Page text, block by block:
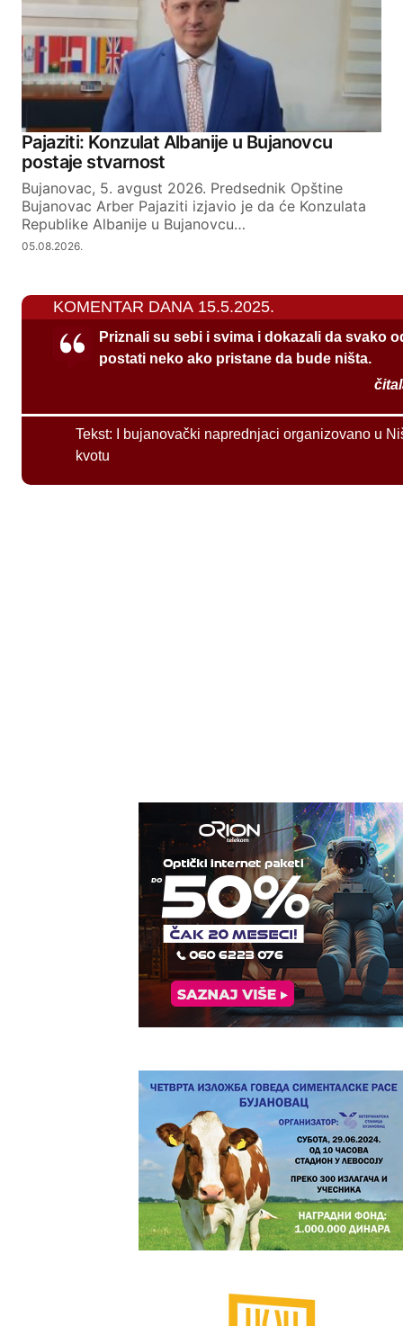
Pajaziti: Konzulat Albanije u Bujanovcu
postaje stvarnost
Bujanovac, 5. avgust 2026. Predsednik Opštine
Bujanovac Arber Pajaziti izjavio je da će Konzulata
Republike Albanije u Bujanovcu…
05.08.2026.
KOMENTAR DANA 15.5.2025.
Priznali su sebi i svima i dokazali da svako
postati neko ako pristane da bude ništa.
Tekst:
I bujanovački naprednjaci organizovano u
kvotu